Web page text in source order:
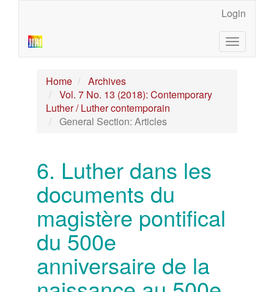
Sidebar
Login
Toggle
Home
Archives
Vol. 7 No. 13 (2018): Contemporary
Luther / Luther contemporain
General Section: Articles
6. Luther dans les
documents du
magistère pontifical
du 500e
anniversaire de la